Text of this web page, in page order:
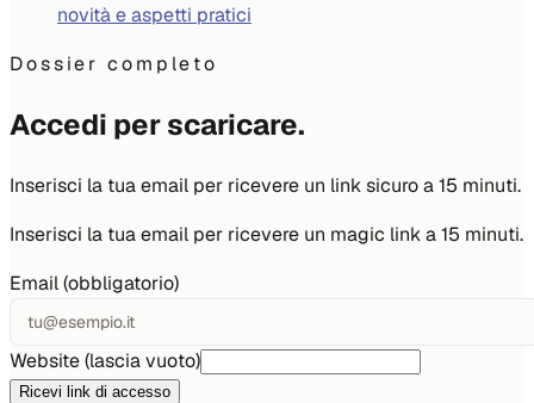
novità e aspetti pratici
Dossier completo
Accedi per scaricare.
Inserisci la tua email per ricevere un link sicuro a 15 minuti.
Inserisci la tua email per ricevere un magic link a 15 minuti.
Email (obbligatorio)
Website (lascia vuoto)
Ricevi link di accesso